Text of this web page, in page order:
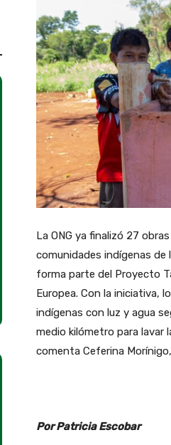
La ONG ya finalizó 27
comunidades indígenas de
forma parte del Proyecto
Europea. Con la iniciativa,
indígenas con luz y agua
medio kilómetro para lavar
comenta Ceferina
Por Patricia Escobar